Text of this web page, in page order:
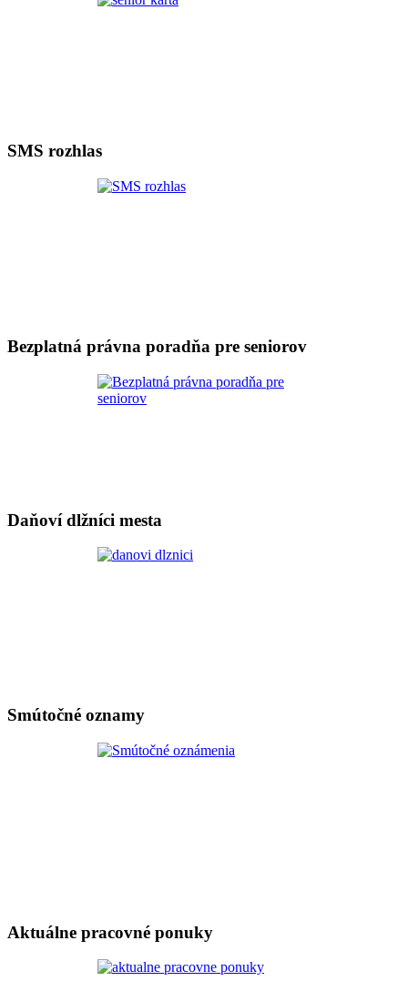
SMS rozhlas
Bezplatná právna poradňa pre seniorov
Daňoví dlžníci mesta
Smútočné oznamy
Aktuálne pracovné ponuky